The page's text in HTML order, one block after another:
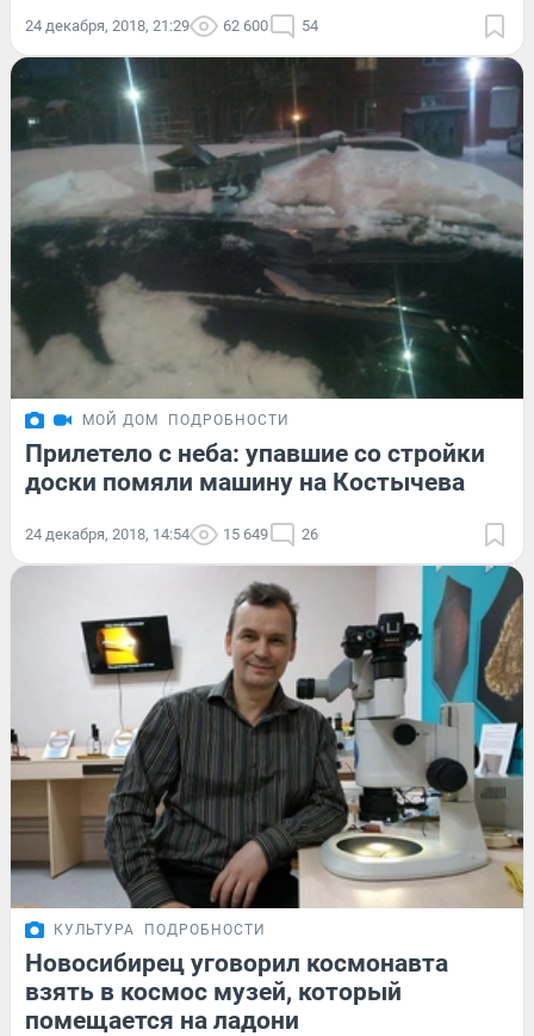
24 декабря, 2018, 21:29 62 600 54
МОЙ ДОМ ПОДРОБНОСТИ
Прилетело с неба: упавшие со стройки
доски помяли машину на Костычева
24 декабря, 2018, 14:54 15 649 26
КУЛЬТУРА ПОДРОБНОСТИ
Новосибирец уговорил космонавта
взять в космос музей, который
помещается на ладони